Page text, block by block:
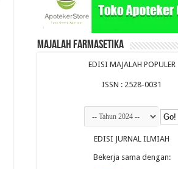
Majalah Farmasetika
EDISI MAJALAH POPULER
ISSN : 2528-0031
EDISI JURNAL ILMIAH
Bekerja sama dengan: